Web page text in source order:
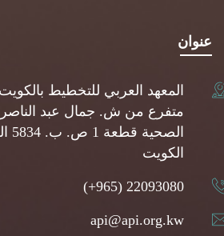
عنوان
المعهد العربي للتخطيط
متفرع من ش. جمال عبد
الكويت
(+965) 22093080
api@api.org.kw